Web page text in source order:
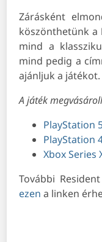
Zárásként
köszönthetünk a
mind a
mind pedig a
ajánljuk a játékot.
A játék
PlayStation
PlayStation
Xbox Series
További
ezen a linken